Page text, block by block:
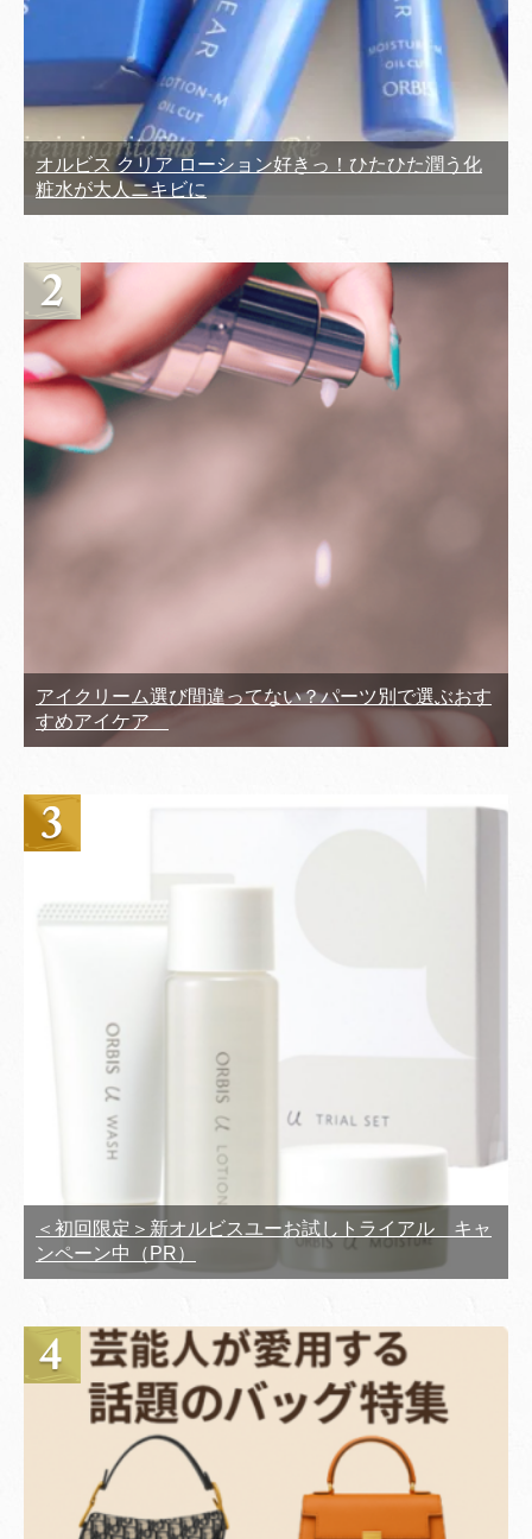
オルビス クリア ローション好きっ！ひたひた潤う化
粧水が大人ニキビに
アイクリーム選び間違ってない？パーツ別で選ぶおす
すめアイケア
＜初回限定＞新オルビスユーお試しトライアル キャ
ンペーン中（PR）